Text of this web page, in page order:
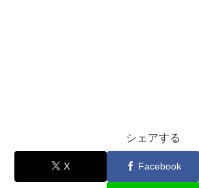
シェアする
X Facebook